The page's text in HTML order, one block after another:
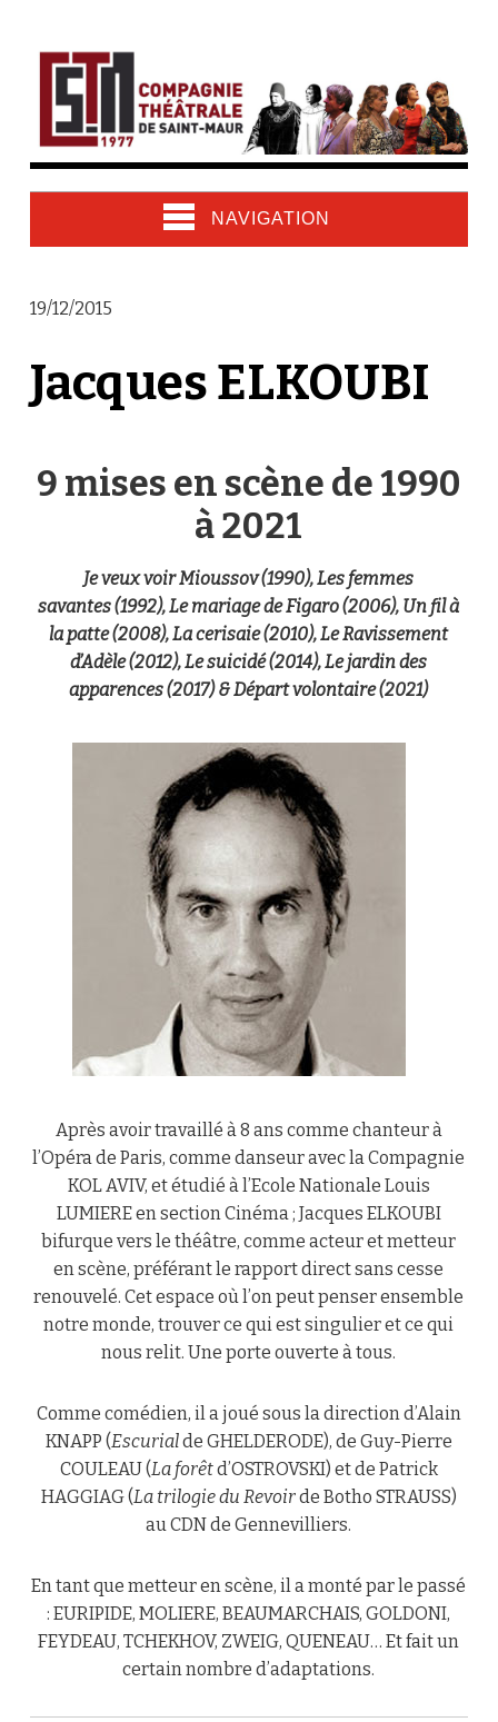
NAVIGATION
19/12/2015
Jacques ELKOUBI
9 mises en scène de 1990
à 2021
Je veux voir Mioussov (1990),Les femmes
savantes(1992),Le mariage de Figaro(2006), Un fil à
la patte(2008),La cerisaie(2010),Le Ravissement
d’Adèle(2012),Le suicidé(2014), Le jardin des
apparences (2017) & Départ volontaire (2021)
Après avoir travaillé à 8 ans comme chanteur à
l’Opéra de Paris, comme danseur avec la Compagnie
KOL AVIV, et étudié à l’Ecole Nationale Louis
LUMIERE en section Cinéma ; Jacques ELKOUBI
bifurque vers le théâtre, comme acteur et metteur
en scène, préférant le rapport direct sans cesse
renouvelé. Cet espace où l’on peut penser ensemble
notre monde, trouver ce qui est singulier et ce qui
nous relit. Une porte ouverte à tous.
Comme comédien, il a joué sous la direction d’Alain
KNAPP (Escurialde GHELDERODE), de Guy-Pierre
COULEAU (La forêtd’OSTROVSKI) et de Patrick
HAGGIAG (La trilogie du Revoirde Botho STRAUSS)
au CDN de Gennevilliers.
En tant que metteur en scène, il a monté par le passé
: EURIPIDE, MOLIERE, BEAUMARCHAIS, GOLDONI,
FEYDEAU, TCHEKHOV, ZWEIG, QUENEAU… Et fait un
certain nombre d’adaptations.